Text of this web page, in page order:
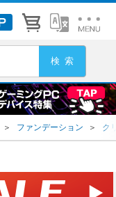
＞ ファンデーション ＞ ク